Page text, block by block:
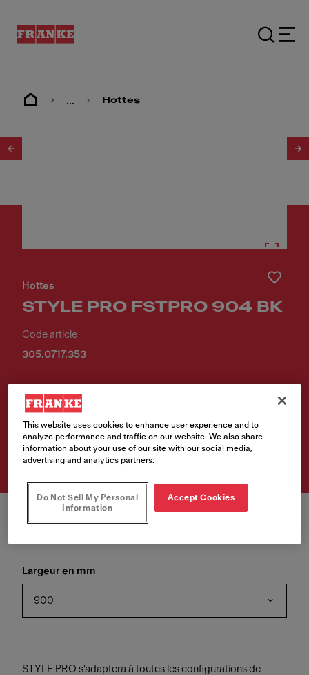
... Hottes
Hottes
STYLE PRO FSTPRO 904 BK
Code article
305.0717.353
.
Retrouvez ce produit chez
l'un de nos revendeurs
Largeur en mm
900
STYLE PRO s'adaptera à toutes les configurations de
This website uses cookies to enhance user experience and to
analyze performance and traffic on our website. We also share
information about your use of our site with our social media,
advertising and analytics partners.
Do Not Sell My Personal
Information
Accept Cookies